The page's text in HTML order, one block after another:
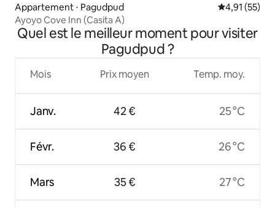
Appartement ⋅ Pagudpud Évaluation
4,91 (55)
Ayoyo Cove Inn (Casita A)
Quel est le meilleur moment pour visiter
Pagudpud ?
Mois
Janv.
Févr.
Mars
Prix moyen
42 €
36 €
35 €
Temp. moy.
25 °C
26 °C
27 °C